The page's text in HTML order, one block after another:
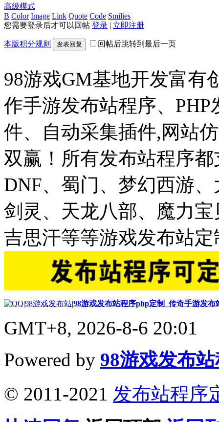
高级模式
B Color Image Link Quote Code Smilies
您需要登录后才可以回帖 登录 | 立即注册
本版积分规则 发表回复 回帖后跳转到最后一页
98游戏GM基地开发富有
作手游发布站程序、
件、自动采集插件,网站
双赢！所有发布站程序
DNF、蜀门、梦幻西游
剑灵、天龙八部、魔力
吉思汗等等游戏发布站定
|98游戏发布站|98游戏发布站程序php定制_传奇手游发
GMT+8, 2026-8-6 20:01
Powered by 98游戏发布
© 2011-2021 发布站程序